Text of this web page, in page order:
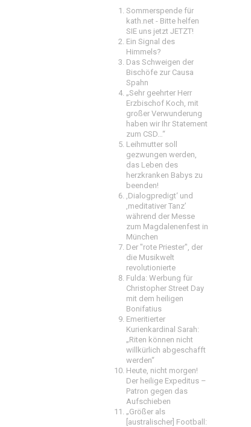
Sommerspende für
kath.net - Bitte helfen
SIE uns jetzt JETZT!
Ein Signal des
Himmels?
Das Schweigen der
Bischöfe zur Causa
Spahn
„Sehr geehrter Herr
Erzbischof Koch, mit
großer Verwunderung
haben wir Ihr Statement
zum CSD…“
Leihmutter soll
gezwungen werden,
das Leben des
herzkranken Babys zu
beenden!
‚Dialogpredigt‘ und
‚meditativer Tanz’
während der Messe
zum Magdalenenfest in
München
Der "rote Priester", der
die Musikwelt
revolutionierte
Fulda: Werbung für
Christopher Street Day
mit dem heiligen
Bonifatius
Emeritierter
Kurienkardinal Sarah:
„Riten können nicht
willkürlich abgeschafft
werden“
Heute, nicht morgen!
Der heilige Expeditus –
Patron gegen das
Aufschieben
„Größer als
[australischer] Football: